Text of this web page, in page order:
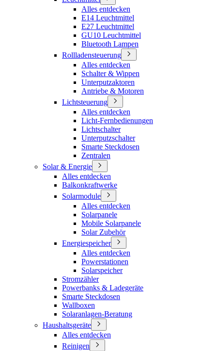
Alles entdecken
E14 Leuchtmittel
E27 Leuchtmittel
GU10 Leuchtmittel
Bluetooth Lampen
Rollladensteuerung
Alles entdecken
Schalter & Wippen
Unterputzaktoren
Antriebe & Motoren
Lichtsteuerung
Alles entdecken
Licht-Fernbedienungen
Lichtschalter
Unterputzschalter
Smarte Steckdosen
Zentralen
Solar & Energie
Alles entdecken
Balkonkraftwerke
Solarmodule
Alles entdecken
Solarpanele
Mobile Solarpanele
Solar Zubehör
Energiespeicher
Alles entdecken
Powerstationen
Solarspeicher
Stromzähler
Powerbanks & Ladegeräte
Smarte Steckdosen
Wallboxen
Solaranlagen-Beratung
Haushaltsgeräte
Alles entdecken
Reinigen